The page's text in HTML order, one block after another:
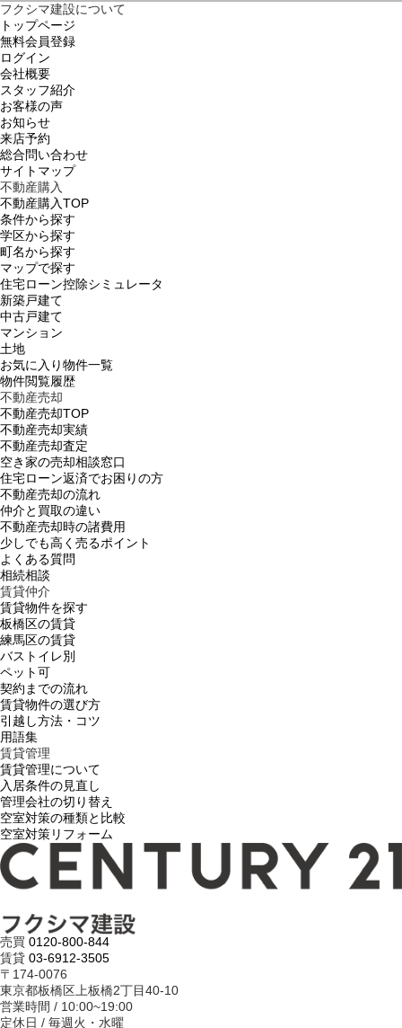
フクシマ建設について
トップページ
無料会員登録
ログイン
会社概要
スタッフ紹介
お客様の声
お知らせ
来店予約
総合問い合わせ
サイトマップ
不動産購入
不動産購入TOP
条件から探す
学区から探す
町名から探す
マップで探す
住宅ローン控除シミュレータ
新築戸建て
中古戸建て
マンション
土地
お気に入り物件一覧
物件閲覧履歴
不動産売却
不動産売却TOP
不動産売却実績
不動産売却査定
空き家の売却相談窓口
住宅ローン返済でお困りの方
不動産売却の流れ
仲介と買取の違い
不動産売却時の諸費用
少しでも高く売るポイント
よくある質問
相続相談
賃貸仲介
賃貸物件を探す
板橋区の賃貸
練馬区の賃貸
バストイレ別
ペット可
契約までの流れ
賃貸物件の選び方
引越し方法・コツ
用語集
賃貸管理
賃貸管理について
入居条件の見直し
管理会社の切り替え
空室対策の種類と比較
空室対策リフォーム
売買 0120-800-844
賃貸 03-6912-3505
〒174-0076
東京都板橋区上板橋2丁目40-10
営業時間 / 10:00~19:00
定休日 / 毎週火・水曜